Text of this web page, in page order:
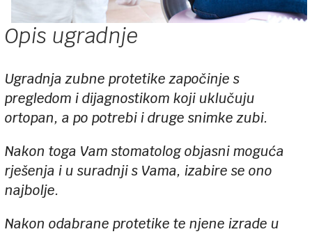
Opis ugradnje
Ugradnja zubne protetike započinje s
pregledom i dijagnostikom koji uklučuju
ortopan, a po potrebi i druge snimke zubi.
Nakon toga Vam stomatolog objasni moguća
rješenja i u suradnji s Vama, izabire se ono
najbolje.
Nakon odabrane protetike te njene izrade u